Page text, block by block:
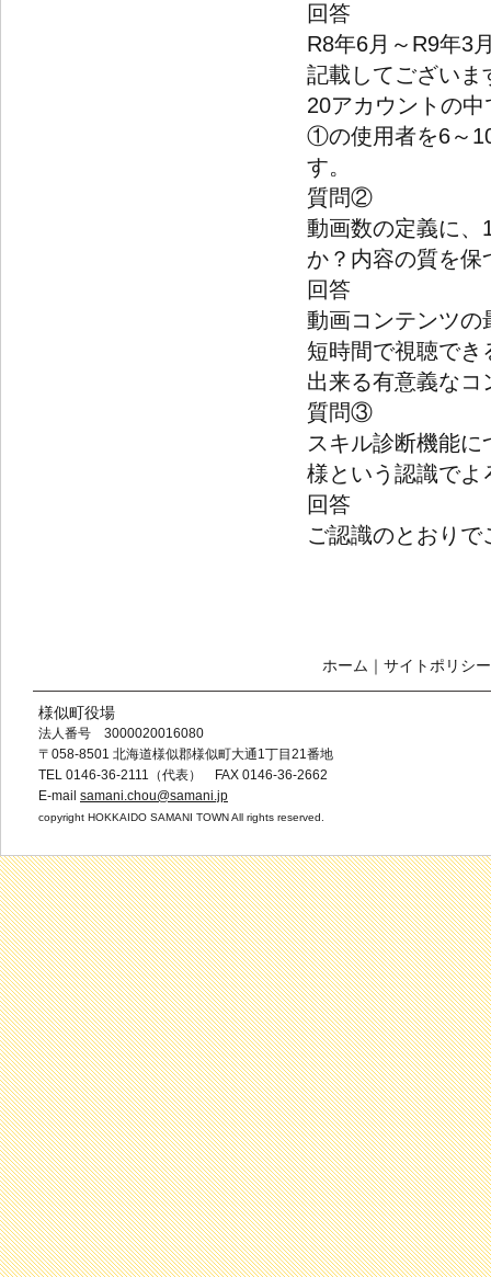
回答
R8年6月～R9年3
記載してございま
20アカウントの
①の使用者を6～
す。
質問②
動画数の定義に、
か？内容の質を
回答
動画コンテンツの
短時間で視聴で
出来る有意義な
質問③
スキル診断機能
様という認識でよ
回答
ご認識のとおりで
ホーム ｜ サイトポリシー
様似町役場
法人番号 3000020016080
〒058-8501 北海道様似郡様似町大通1丁目21番地
TEL 0146-36-2111（代表） FAX 0146-36-2662
E-mail samani.chou@samani.jp
copyright HOKKAIDO SAMANI TOWN All rights reserved.